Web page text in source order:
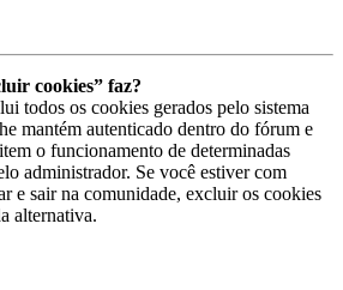
cookies” faz?
todos os cookies gerados pelo sistema
mantém autenticado dentro do fórum e
o funcionamento de determinadas
administrador. Se você estiver com
e sair na comunidade, excluir os cookies
alternativa.